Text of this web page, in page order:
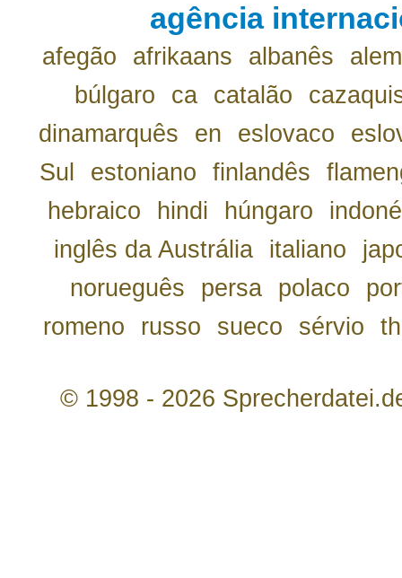
agência
afegão afrikaans albanês
búlgaro
ca catalão
dinamarquês
en eslovaco
Sul
estoniano finlandês
hebraico
hindi húngaro
inglês da Austrália
italiano
norueguês
persa polaco
romeno
russo sueco sérvio th
© 1998 - 2026